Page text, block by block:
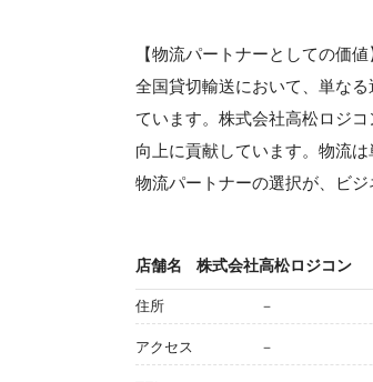
【物流パートナーとしての価値
全国貸切輸送において、単な
ています。株式会社高松ロジ
向上に貢献しています。物流
物流パートナーの選択が、ビ
店舗名 株式会社高松ロジコン
住所 －
アクセス －